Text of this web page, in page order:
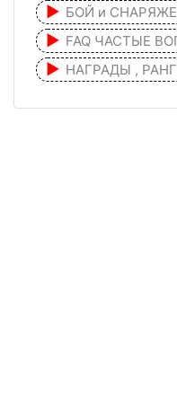
БОЙ и
FAQ ЧАСТЫЕ
НАГРАДЫ ,